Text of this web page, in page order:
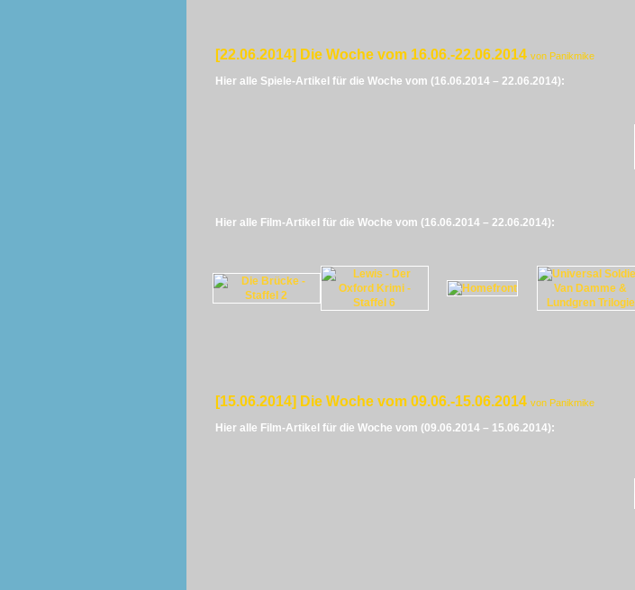
[22.06.2014] Die Woche vom 16.06.-22.06.2014 von Panikmike
Hier alle Spiele-Artikel für die Woche vom (16.06.2014 – 22.06.2014):
Hier alle Film-Artikel für die Woche vom (16.06.2014 – 22.06.2014):
[15.06.2014] Die Woche vom 09.06.-15.06.2014 von Panikmike
Hier alle Film-Artikel für die Woche vom (09.06.2014 – 15.06.2014):